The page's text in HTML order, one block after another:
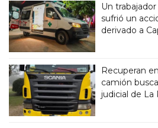
Un
sufrió un
derivado a
Recuperan
camión
judicial de La